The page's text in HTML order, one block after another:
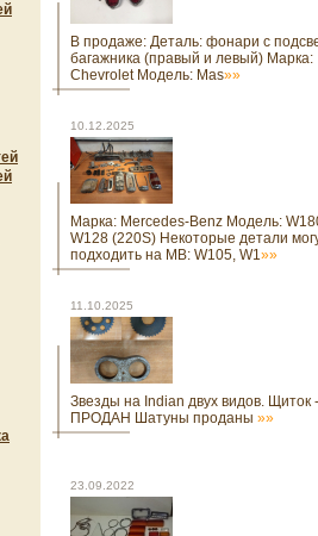
В продаже: Деталь: фонари с
багажника (правый и левый) Марка:
Chevrolet Модель: Mas»»
10.12.2025
Марка: Mercedes-Benz Модель:
W128 (220S) Некоторые детали
подходить на MB: W105, W1»»
11.10.2025
Звезды на Indian двух видов. Щиток -
ПРОДАН Шатуны проданы »»
23.09.2022